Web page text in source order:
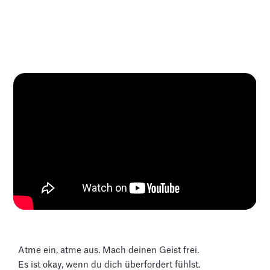
Atme ein, atme aus. Mach deinen Geist frei.
Es ist okay, wenn du dich überfordert fühlst.